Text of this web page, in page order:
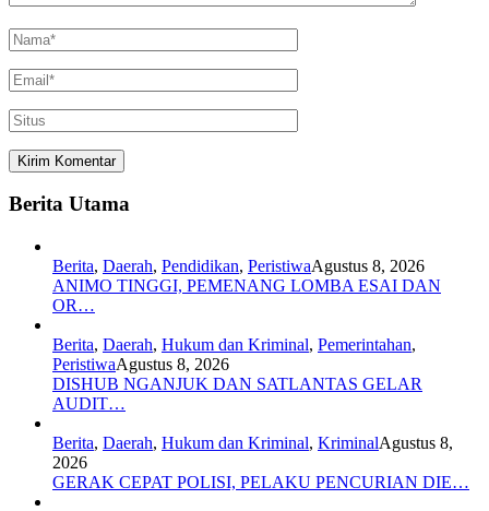
Berita Utama
Berita, Daerah, Pendidikan, PeristiwaAgustus 8, 2026
ANIMO TINGGI, PEMENANG LOMBA ESAI DAN
OR…
Berita, Daerah, Hukum dan Kriminal, Pemerintahan,
PeristiwaAgustus 8, 2026
DISHUB NGANJUK DAN SATLANTAS GELAR
AUDIT…
Berita, Daerah, Hukum dan Kriminal, KriminalAgustus 8,
2026
GERAK CEPAT POLISI, PELAKU PENCURIAN DIE…